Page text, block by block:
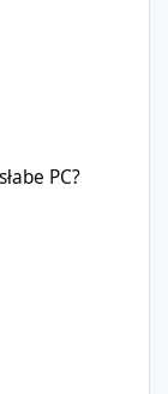
PC?